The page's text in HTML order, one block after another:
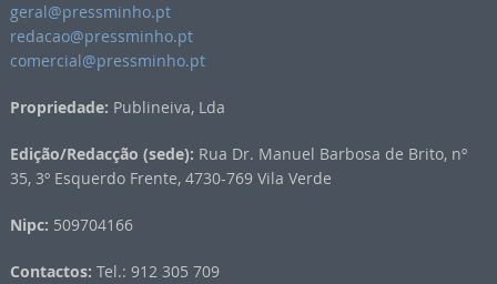
geral@pressminho.pt
redacao@pressminho.pt
comercial@pressminho.pt
Propriedade: Publineiva, Lda
Edição/Redacção (sede): Rua Dr. Manuel Barbosa de Brito, nº
35, 3º Esquerdo Frente, 4730-769 Vila Verde
Nipc: 509704166
Contactos: Tel.: 912 305 709